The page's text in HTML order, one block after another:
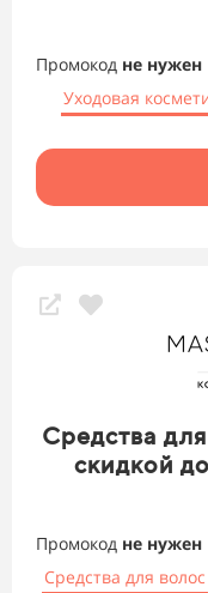
Промокод не нужен
Уходовая
Средства
скидкой
Промокод не нужен
Средства для волос